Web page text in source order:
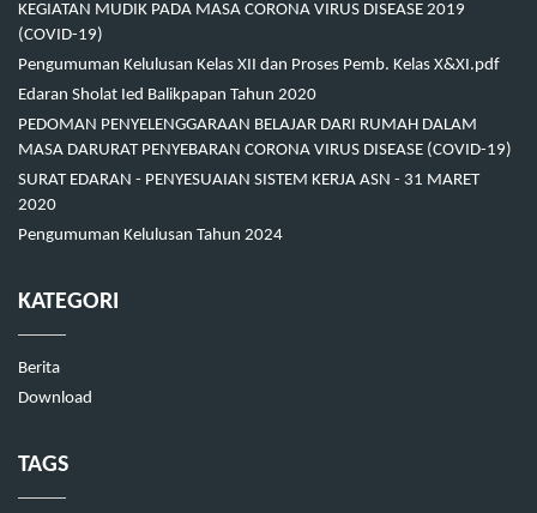
KEGIATAN MUDIK PADA MASA CORONA VIRUS DISEASE 2019
(COVID-19)
Pengumuman Kelulusan Kelas XII dan Proses Pemb. Kelas X&XI.pdf
Edaran Sholat Ied Balikpapan Tahun 2020
PEDOMAN PENYELENGGARAAN BELAJAR DARI RUMAH DALAM
MASA DARURAT PENYEBARAN CORONA VIRUS DISEASE (COVID-19)
SURAT EDARAN - PENYESUAIAN SISTEM KERJA ASN - 31 MARET
2020
Pengumuman Kelulusan Tahun 2024
KATEGORI
Berita
Download
TAGS